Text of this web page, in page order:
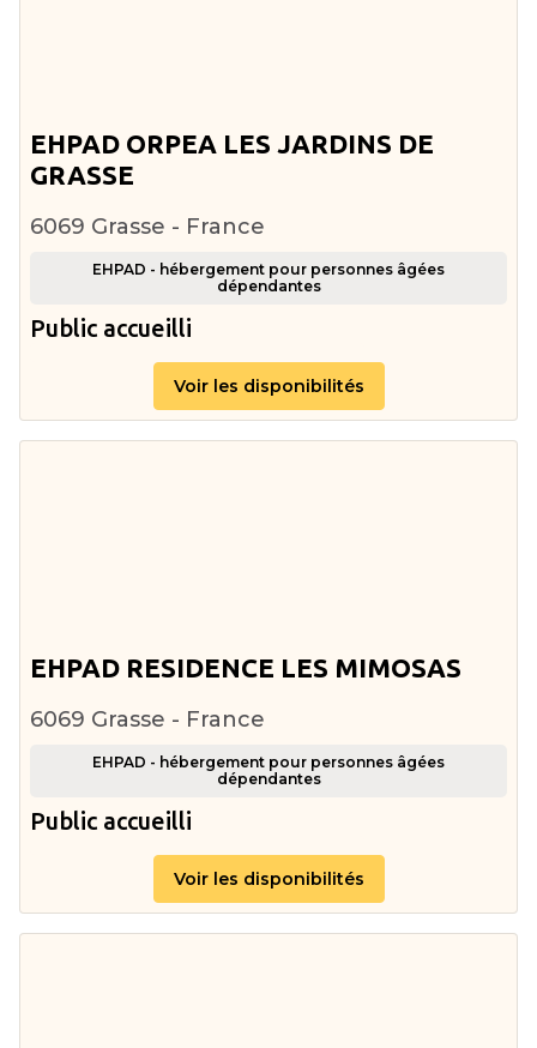
EHPAD ORPEA LES JARDINS DE
GRASSE
6069 Grasse - France
EHPAD - hébergement pour personnes âgées
dépendantes
Public accueilli
Voir les disponibilités
EHPAD RESIDENCE LES MIMOSAS
6069 Grasse - France
EHPAD - hébergement pour personnes âgées
dépendantes
Public accueilli
Voir les disponibilités